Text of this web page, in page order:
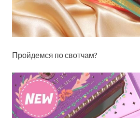
Пройдемся по свотчам?